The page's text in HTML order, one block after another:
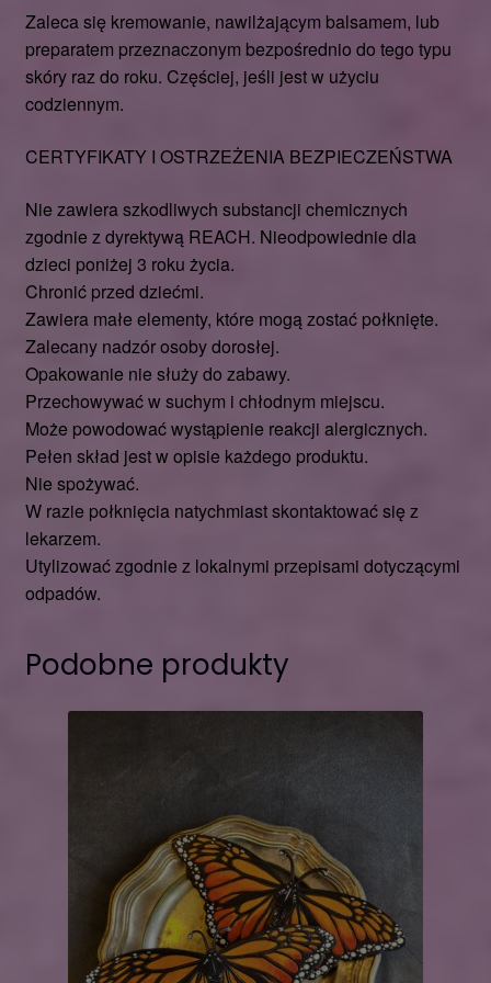
Zaleca się kremowanie, nawilżającym balsamem, lub
preparatem przeznaczonym bezpośrednio do tego typu
skóry raz do roku. Częściej, jeśli jest w użyciu
codziennym.
CERTYFIKATY I OSTRZEŻENIA BEZPIECZEŃSTWA
Nie zawiera szkodliwych substancji chemicznych
zgodnie z dyrektywą REACH. Nieodpowiednie dla
dzieci poniżej 3 roku życia.
Chronić przed dziećmi.
Zawiera małe elementy, które mogą zostać połknięte.
Zalecany nadzór osoby dorosłej.
Opakowanie nie służy do zabawy.
Przechowywać w suchym i chłodnym miejscu.
Może powodować wystąpienie reakcji alergicznych.
Pełen skład jest w opisie każdego produktu.
Nie spożywać.
W razie połknięcia natychmiast skontaktować się z
lekarzem.
Utylizować zgodnie z lokalnymi przepisami dotyczącymi
odpadów.
Podobne produkty